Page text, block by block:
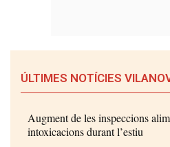
ÚLTIMES NOTÍCIES
Augment de les inspeccions
intoxicacions durant l’estiu